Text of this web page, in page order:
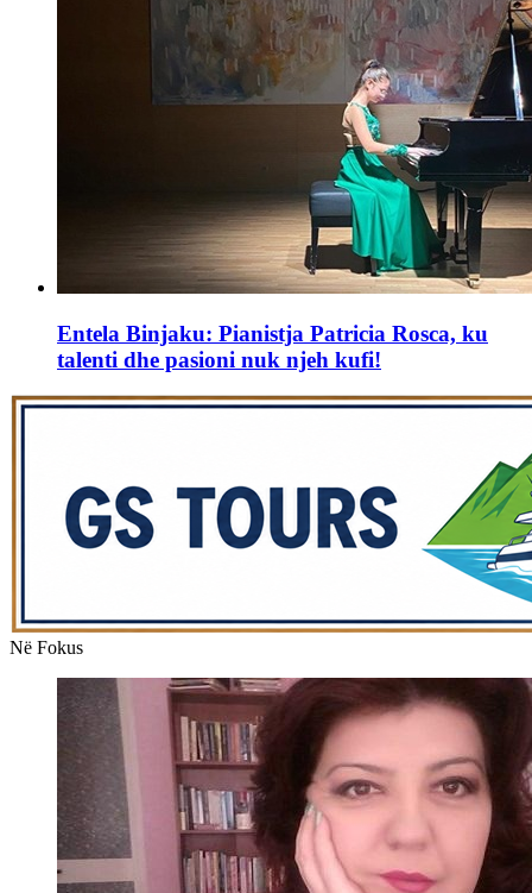
Entela Binjaku: Pianistja Patricia Rosca, ku
talenti dhe pasioni nuk njeh kufi!
Në Fokus